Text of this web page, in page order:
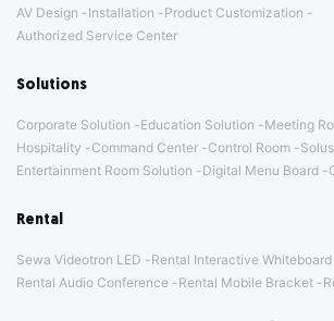
AV Design Installation
Product Customization
Authorized Service Center
Solutions
Corporate Solution Education Solution
Meeting
Hospitality
Command Center Control Room
Entertainment Room Solution
Digital Menu Board
Rental
Sewa Videotron LED Rental Interactive Whiteboard
Rental Audio Conference
Rental Mobile Bracket